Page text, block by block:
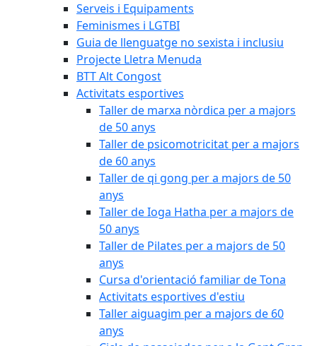
Serveis i Equipaments
Feminismes i LGTBI
Guia de llenguatge no sexista i inclusiu
Projecte Lletra Menuda
BTT Alt Congost
Activitats esportives
Taller de marxa nòrdica per a majors
de 50 anys
Taller de psicomotricitat per a majors
de 60 anys
Taller de qi gong per a majors de 50
anys
Taller de Ioga Hatha per a majors de
50 anys
Taller de Pilates per a majors de 50
anys
Cursa d'orientació familiar de Tona
Activitats esportives d'estiu
Taller aiguagim per a majors de 60
anys